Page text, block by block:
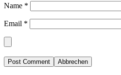
Name *
Email *
Abbrechen